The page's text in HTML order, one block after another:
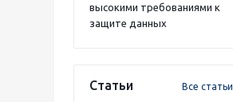
высокими требованиями к
защите данных
Статьи Все статьи